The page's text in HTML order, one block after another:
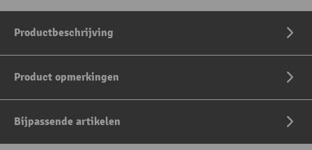
Productbeschrijving
Product opmerkingen
Bijpassende artikelen